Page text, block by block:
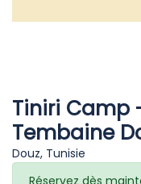
Tiniri Camp
Tembaine
Douz, Tunisie
Réservez dès